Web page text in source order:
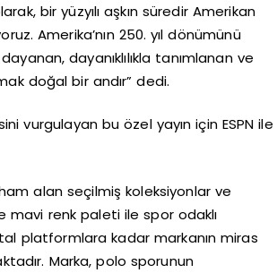
bir yüzyılı aşkın süredir Amerikan
Amerika’nın 250. yıl dönümünü
dayanıklılıkla tanımlanan ve
doğal bir andır” dedi.
vurgulayan bu özel yayın için ESPN ile
alan seçilmiş koleksiyonlar ve
mavi renk paleti ile spor odaklı
platformlara kadar markanın miras
Marka, polo sporunun